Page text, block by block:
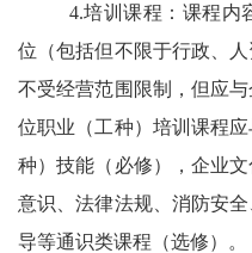
4.培训课程：课程内
位（包括但不限于行政、
不受经营范围限制，但应
位职业（工种）培训课程
种）技能（必修），企业
意识、法律法规、消防安
导等通识类课程（选修）